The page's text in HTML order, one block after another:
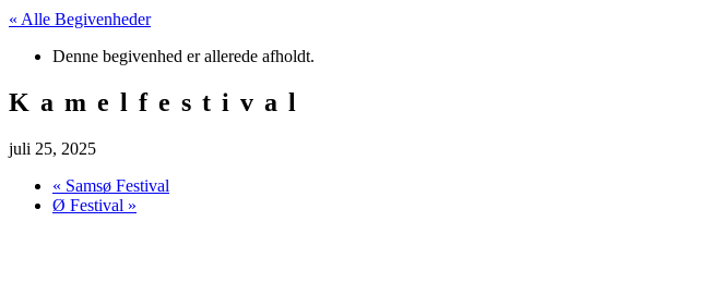
« Alle Begivenheder
Denne begivenhed er allerede afholdt.
Kamelfestival
juli 25, 2025
« Samsø Festival
Ø Festival »